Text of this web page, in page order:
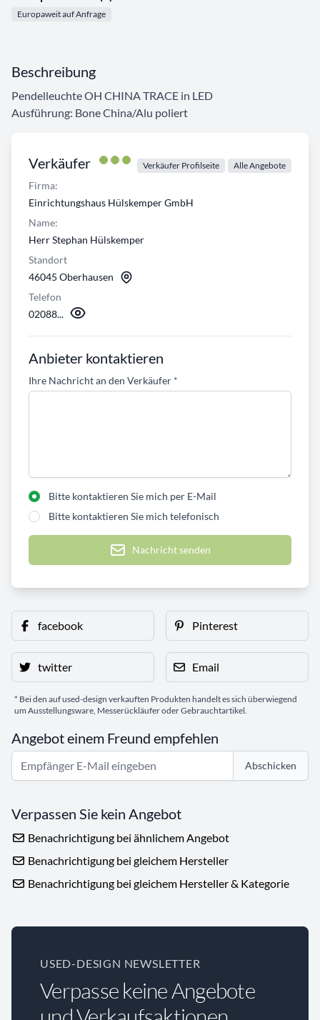
Europaweit auf Anfrage
Verkäufer Verkäufer Profilseite Alle Angebote
Firma:
Einrichtungshaus Hülskemper GmbH
Name:
Herr Stephan Hülskemper
Standort
46045 Oberhausen
Telefon
02088...
Anbieter kontaktieren
Ihre Nachricht an den Verkäufer *
Bitte kontaktieren Sie mich per E-Mail
Bitte kontaktieren Sie mich telefonisch
Nachricht senden
Beschreibung
Pendelleuchte OH CHINA TRACE in LED
Ausführung: Bone China/Alu poliert
facebook Pinterest
twitter Email
* Bei den auf used-design verkauften Produkten handelt es sich überwiegend
um Ausstellungsware, Messerückläufer oder Gebrauchtartikel.
Angebot einem Freund empfehlen
Abschicken
Verpassen Sie kein Angebot
Benachrichtigung bei ähnlichem Angebot
Benachrichtigung bei gleichem Hersteller
Benachrichtigung bei gleichem Hersteller & Kategorie
USED-DESIGN NEWSLETTER
Verpasse keine Angebote